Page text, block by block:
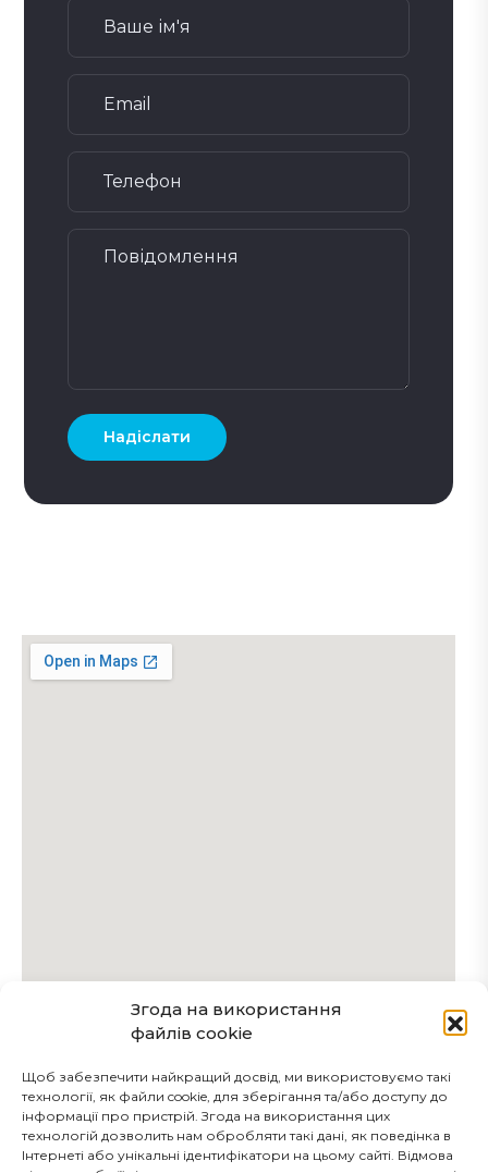
Згода на використання
файлів cookie
Щоб забезпечити найкращий досвід, ми використовуємо такі
технології, як файли cookie, для зберігання та/або доступу до
інформації про пристрій. Згода на використання цих
технологій дозволить нам обробляти такі дані, як поведінка в
Інтернеті або унікальні ідентифікатори на цьому сайті. Відмова